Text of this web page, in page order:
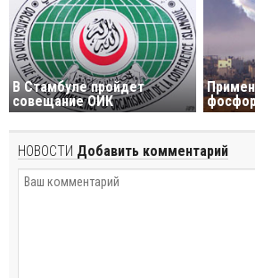
В Стамбуле пройдет
совещание ОИК
НОВОСТИ Добавить комментарий